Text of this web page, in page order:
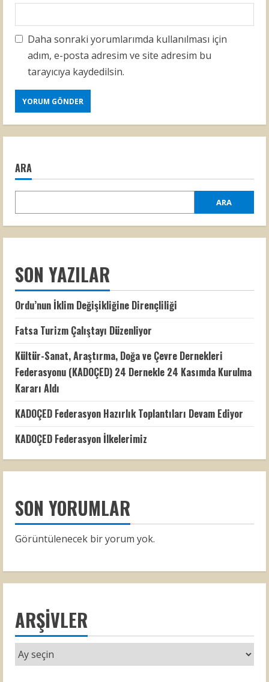
Daha sonraki yorumlarımda kullanılması için
adım, e-posta adresim ve site adresim bu
tarayıcıya kaydedilsin.
ARA
ARA
SON YAZILAR
Ordu’nun İklim Değişikliğine Dirençliliği
Fatsa Turizm Çalıştayı Düzenliyor
Kültür-Sanat, Araştırma, Doğa ve Çevre Dernekleri
Federasyonu (KADOÇED) 24 Dernekle 24 Kasımda Kurulma
Kararı Aldı
KADOÇED Federasyon Hazırlık Toplantıları Devam Ediyor
KADOÇED Federasyon İlkelerimiz
SON YORUMLAR
Görüntülenecek bir yorum yok.
ARŞIVLER